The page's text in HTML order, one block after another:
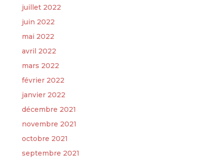
juillet 2022
juin 2022
mai 2022
avril 2022
mars 2022
février 2022
janvier 2022
décembre 2021
novembre 2021
octobre 2021
septembre 2021